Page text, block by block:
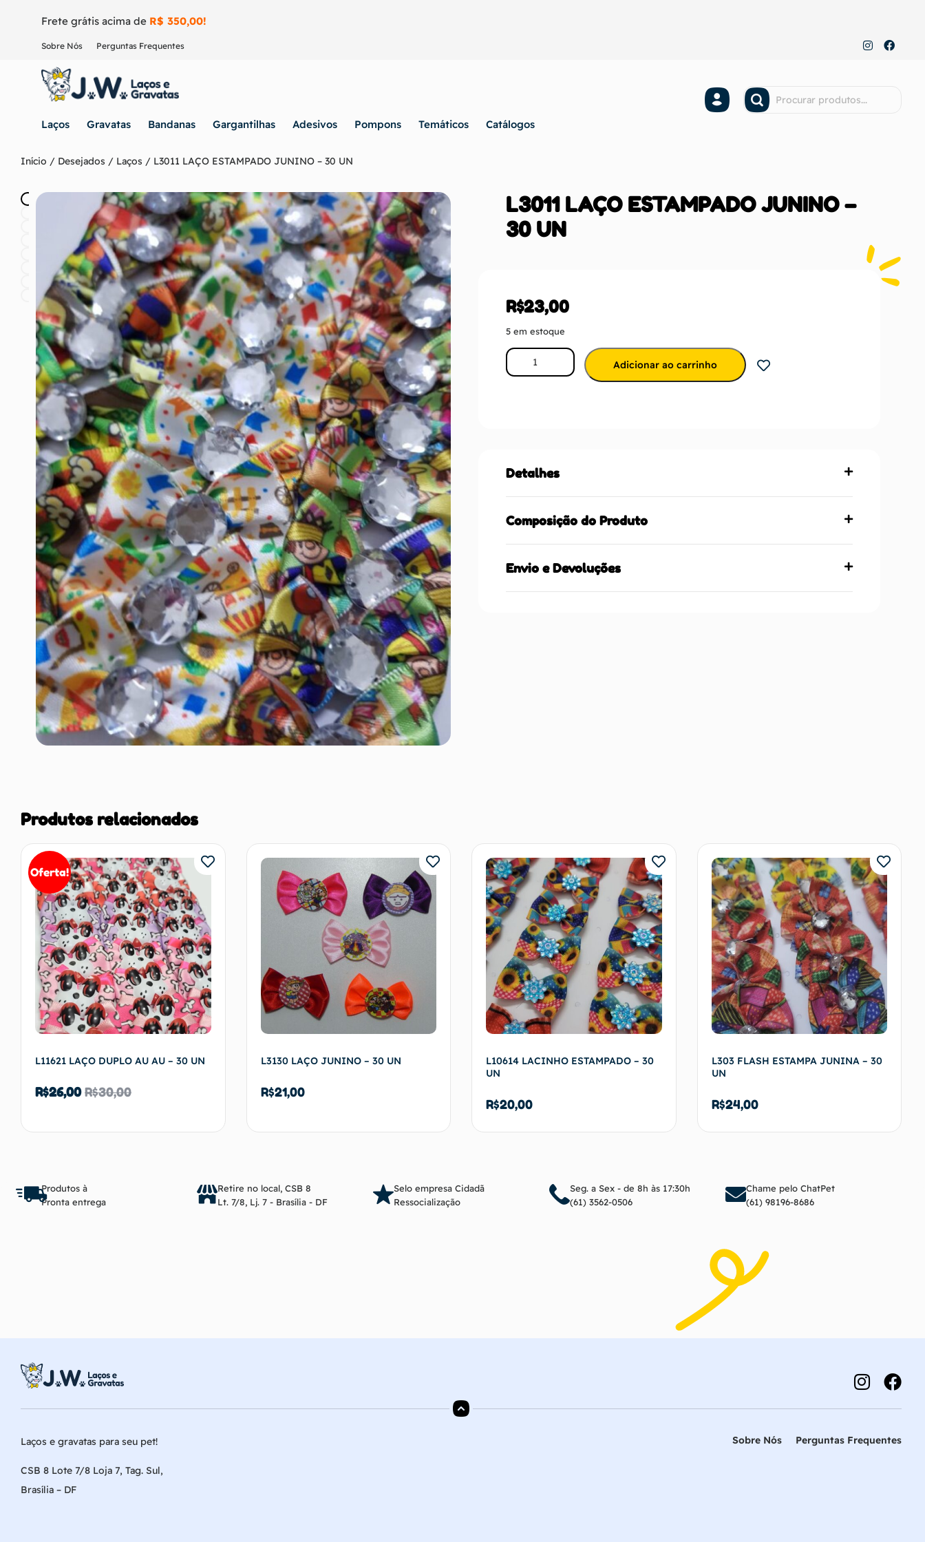
Frete grátis acima de R$ 350,00!
Sobre Nós Perguntas Frequentes
Laços Gravatas Bandanas Gargantilhas Adesivos Pompons Temáticos Catálogos
Início / Desejados / Laços / L3011 LAÇO ESTAMPADO JUNINO – 30 UN
L3011 LAÇO ESTAMPADO JUNINO –
30 UN
R$23,00
5 em estoque
Adicionar ao carrinho
Detalhes
Composição do Produto
Envio e Devoluções
Produtos relacionados
Oferta!
L11621 LAÇO DUPLO AU AU – 30 UN
R$30,00
R$26,00
L3130 LAÇO JUNINO – 30 UN
R$21,00
Adicionar ao carrinho
L10614 LACINHO ESTAMPADO – 30
UN
R$20,00
Adicionar ao carrinho
L303 FLASH ESTAMPA JUNINA – 30
UN
R$24,00
Adicionar ao carrinho
Produtos à
Pronta entrega
Retire no local, CSB 8
Lt. 7/8, Lj. 7 - Brasília - DF
Selo empresa Cidadã
Ressocialização
Seg. a Sex - de 8h às 17:30h
(61) 3562-0506
Chame pelo ChatPet
(61) 98196-8686
Laços e gravatas para seu pet!
CSB 8 Lote 7/8 Loja 7, Tag. Sul,
Brasília – DF
Sobre Nós Perguntas Frequentes